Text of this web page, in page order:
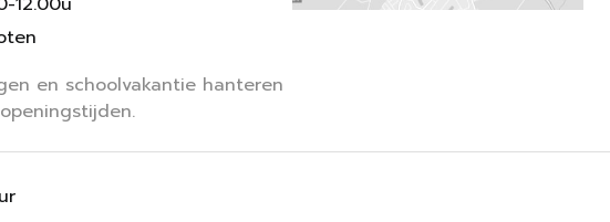
en schoolvakantie hanteren